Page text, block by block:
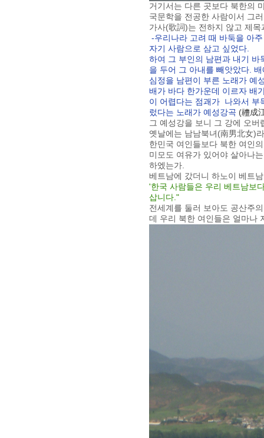
거기서는 다른 곳보다 북한의
국문학을 전공한 사람이서 그
가사(歌詞)는 전하지 않고 제
-우리나라 고려 때 바둑을 아
자기 사람으로 삼고 싶었다.
하여 그 부인의 남편과 내기 바
을 두어 그 아내를 빼앗았다.
심정을 남편이 부른 노래가 예
배가 바다 한가운데 이르자 배
이 어렵다는 점괘가 나와서 부
렀다는 노래가 예성강곡 (禮成
그 예성강을 보니 그 강에 오
옛날에는 남남북녀(南男北女)
한민국 여인들보다 북한 여인
미모도 여유가 있어야 살아나
하엤는가.
베트남에 갔더니 하노이 베트
'한국 사람들은 우리 베트남보
삽니다."
전세계를 둘러 보아도 공산주
데 우리 북한 여인들은 얼마나